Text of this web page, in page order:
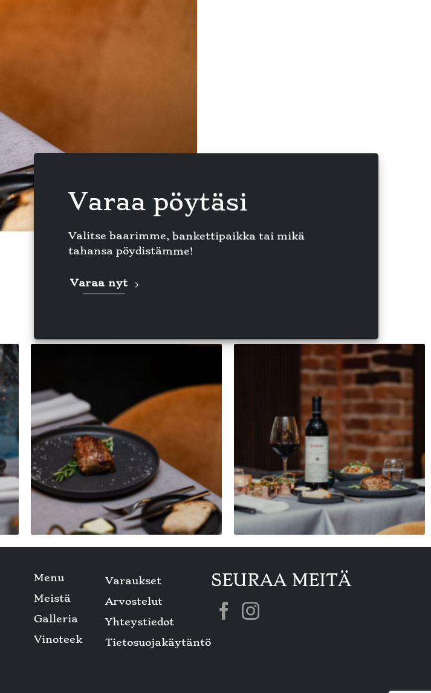
Varaa pöytäsi
Valitse baarimme, bankettipaikka tai mikä
tahansa pöydistämme!
Varaa nyt
Menu
Meistä
Galleria
Vinoteek
Varaukset
Arvostelut
Yhteystiedot
Tietosuojakäytäntö
SEURAA MEITÄ